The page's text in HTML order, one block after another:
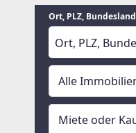
Ort, PLZ,
Suche läuft
Alle
Alle
Miete oder